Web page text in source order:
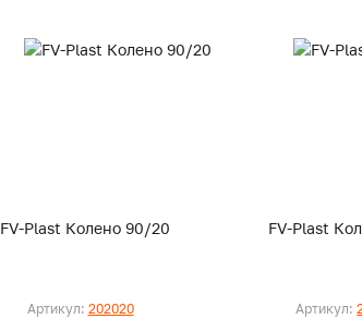
FV-Plast Колено 90/20
Артикул: 202020
FV-Plast
Артикул: